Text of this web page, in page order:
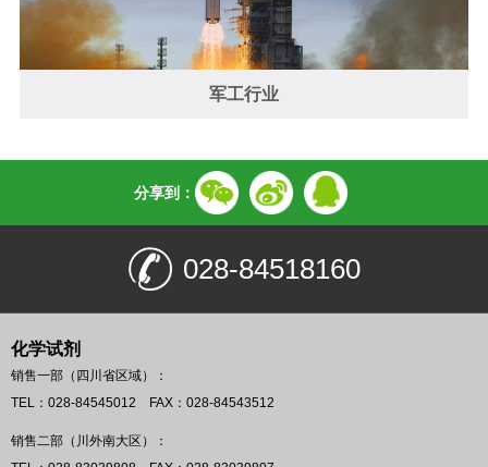
军工行业
分享到：
028-84518160
化学试剂
销售一部（四川省区域）：
TEL：028-84545012 FAX：028-84543512
销售二部（川外南大区）：